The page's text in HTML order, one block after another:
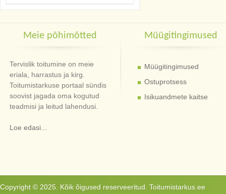
Meie põhimõtted
Tervislik toitumine on meie
eriala, harrastus ja kirg.
Toitumistarkuse portaal sündis
soovist jagada oma kogutud
teadmisi ja leitud lahendusi.
Loe edasi...
Müügitingimused
Müügitingimused
Ostuprotsess
Isikuandmete kaitse
Copyright © 2025. Kõik õigused reserveeritud. Toitumistarkus.ee